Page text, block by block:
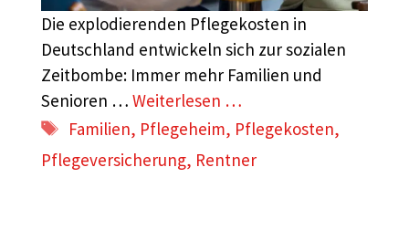
Die explodierenden Pflegekosten in
Deutschland entwickeln sich zur sozialen
Zeitbombe: Immer mehr Familien und
Senioren … Weiterlesen …
Schlagwörter
Familien, Pflegeheim, Pflegekosten,
Pflegeversicherung, Rentner